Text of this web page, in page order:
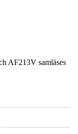
AF213V samläses